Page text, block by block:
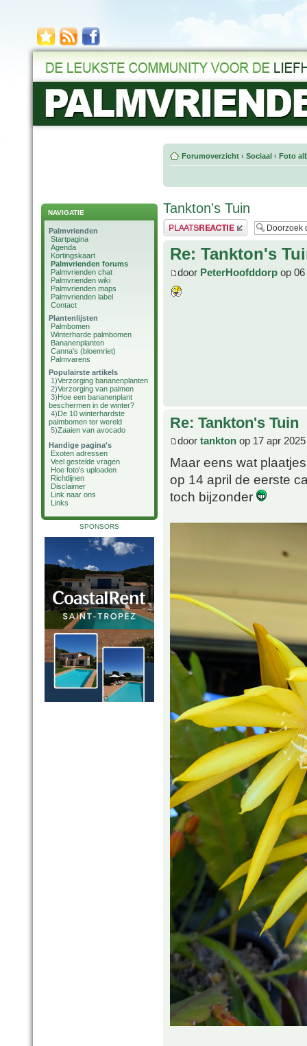
NAVIGATIE
Palmvrienden
Startpagina
Agenda
Kortingskaart
Palmvrienden forums
Palmvrienden chat
Palmvrienden wiki
Palmvrienden maps
Palmvrienden label
Contact
Plantenlijsten
Palmbomen
Winterharde palmbomen
Bananenplanten
Canna's (bloemriet)
Palmvarens
Populairste artikels
1)Verzorging bananenplanten
2)Verzorging van palmen
3)Hoe een bananenplant
beschermen in de winter?
4)De 10 winterhardste
palmbomen ter wereld
5)Zaaien van avocado
Handige pagina's
Exoten adressen
Veel gestelde vragen
Hoe foto's uploaden
Richtlijnen
Disclaimer
Link naar ons
Links
SPONSORS
Forumoverzicht ‹ Sociaal ‹ Foto
Tankton's Tuin
Plaats een reactie
Re: Tankton's
door PeterHoofddorp op
Re: Tankton's Tuin
door tankton op 17 apr
Maar eens wat
op 14 april de eerste
toch bijzonder